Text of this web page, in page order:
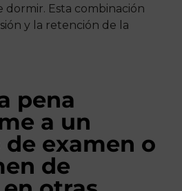
Esta combinación
y la retención de la
pena
a un
examen o
de